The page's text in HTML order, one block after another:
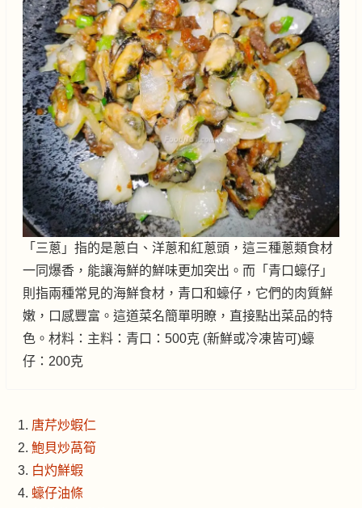
「三蔥」指的是蔥白、洋蔥和紅蔥頭，這三種蔥類食材
一同爆香，能讓海鮮的鮮味更加突出。而「青口蠔仔」
則指兩種常見的海鮮食材，青口和蠔仔，它們的肉質鮮
嫩，口感豐富。這道菜名簡單明瞭，直接點出菜品的特
色。材料：主料：青口：500克 (新鮮或冷凍皆可)蠔
仔：200克
唐芹炒蝦仁
鮑貝炒萵筍
白灼鮮蝦
蠔仔油條